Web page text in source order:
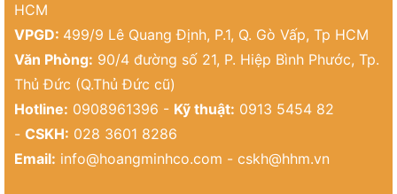
HCM
VPGD: 499/9 Lê Quang Định, P.1, Q. Gò Vấp, Tp HCM
Văn Phòng: 90/4 đường số 21, P. Hiệp Bình Phước, Tp.
Thủ Đức (Q.Thủ Đức cũ)
Hotline: 0908961396 - Kỹ thuật: 0913 5454 82
- CSKH: 028 3601 8286
Email: info@hoangminhco.com - cskh@hhm.vn